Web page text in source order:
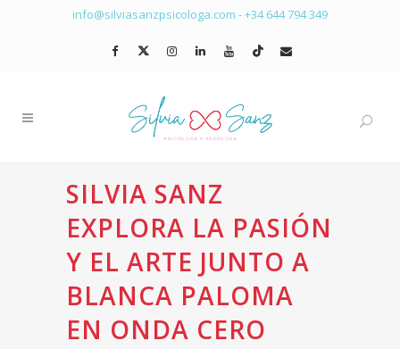
info@silviasanzpsicologa.com -+34 644 794 349
SILVIA SANZ
EXPLORA LA PASIÓN
Y EL ARTE JUNTO A
BLANCA PALOMA
EN ONDA CERO